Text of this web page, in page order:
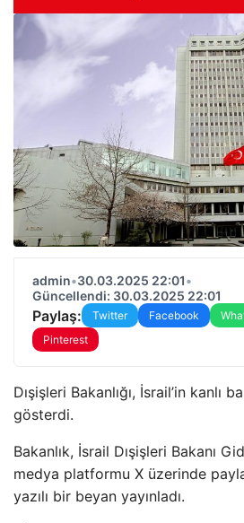
admin•30.03.2025 22:01•
Güncellendi: 30.03.2025 22:01
Paylaş: Twitter Facebook
Pinterest
Dışişleri Bakanlığı, İsrail’in kanlı
gösterdi.
Bakanlık, İsrail Dışişleri Bakanı
medya platformu X üzerinde
yazılı bir beyan yayınladı.